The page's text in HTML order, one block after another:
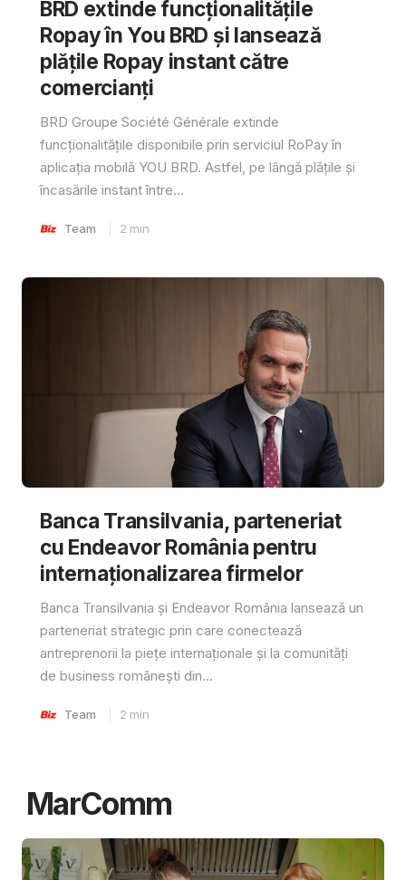
BRD extinde funcționalitățile
Ropay în You BRD și lansează
plățile Ropay instant către
comercianți
BRD Groupe Société Générale extinde
funcționalitățile disponibile prin serviciul RoPay în
aplicația mobilă YOU BRD. Astfel, pe lângă plățile și
încasările instant între...
Team 2 min
Banca Transilvania, parteneriat
cu Endeavor România pentru
internaționalizarea firmelor
Banca Transilvania și Endeavor România lansează un
parteneriat strategic prin care conectează
antreprenorii la piețe internaționale și la comunități
de business românești din...
Team 2 min
MarComm